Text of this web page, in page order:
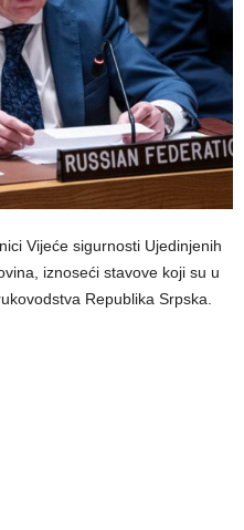
Vijeće sigurnosti Ujedinjenih
iznoseći stavove koji su u
Republika Srpska.